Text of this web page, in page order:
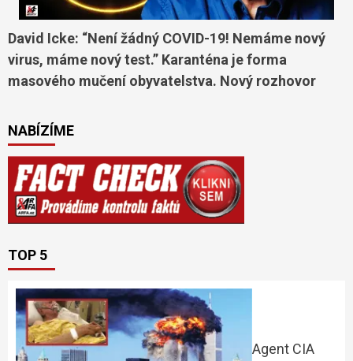
David Icke: “Není žádný COVID-19! Nemáme nový
virus, máme nový test.” Karanténa je forma
masového mučení obyvatelstva. Nový rozhovor
NABÍZÍME
TOP 5
Agent CIA